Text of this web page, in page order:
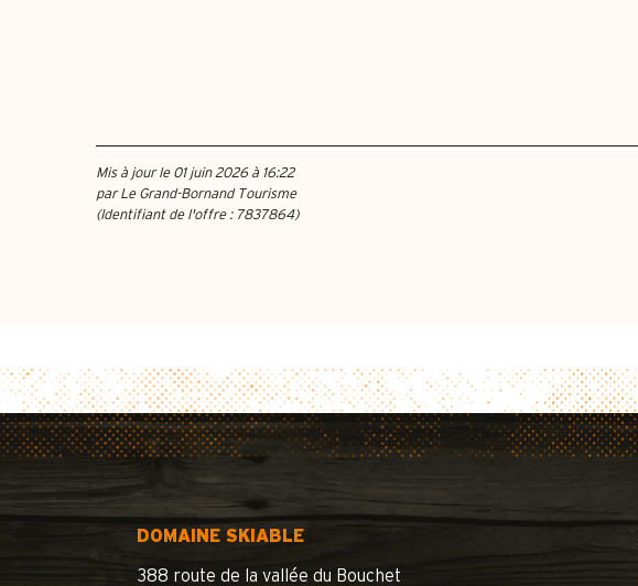
Mis à jour le 01 juin 2026 à 16:22
par Le Grand-Bornand Tourisme
(Identifiant de l'offre : 7837864)
DOMAINE SKIABLE
388 route de la vallée du Bouchet